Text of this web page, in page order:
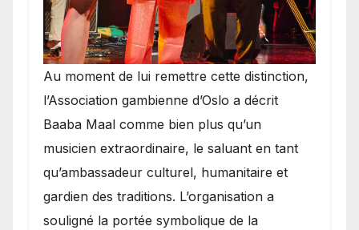
​Au moment de lui remettre cette distinction,
l’Association gambienne d’Oslo a décrit
Baaba Maal comme bien plus qu’un
musicien extraordinaire, le saluant en tant
qu’ambassadeur culturel, humanitaire et
gardien des traditions. L’organisation a
souligné la portée symbolique de la